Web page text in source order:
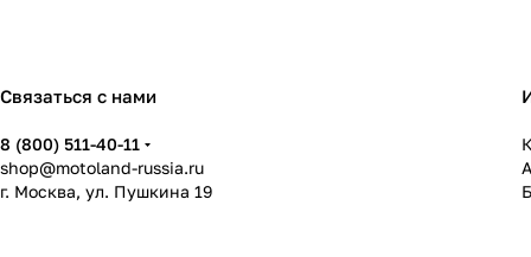
Связаться с нами
8 (800) 511-40-11
shop@motoland-russia.ru
г. Москва, ул. Пушкина 19